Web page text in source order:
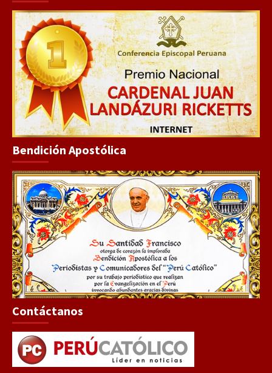
Bendición Apostólica
Contáctanos